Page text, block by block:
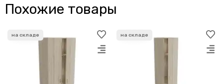
Похожие товары